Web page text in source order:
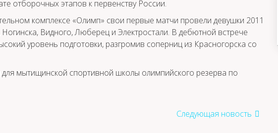
отборочных этапов к первенству России.
комплексе «Олимп» свои первые матчи провели девушки 2011
Видного, Люберец и Электростали. В дебютной встрече
уровень подготовки, разгромив соперниц из Красногорска со
мытищинской спортивной школы олимпийского резерва по
Следующая новость